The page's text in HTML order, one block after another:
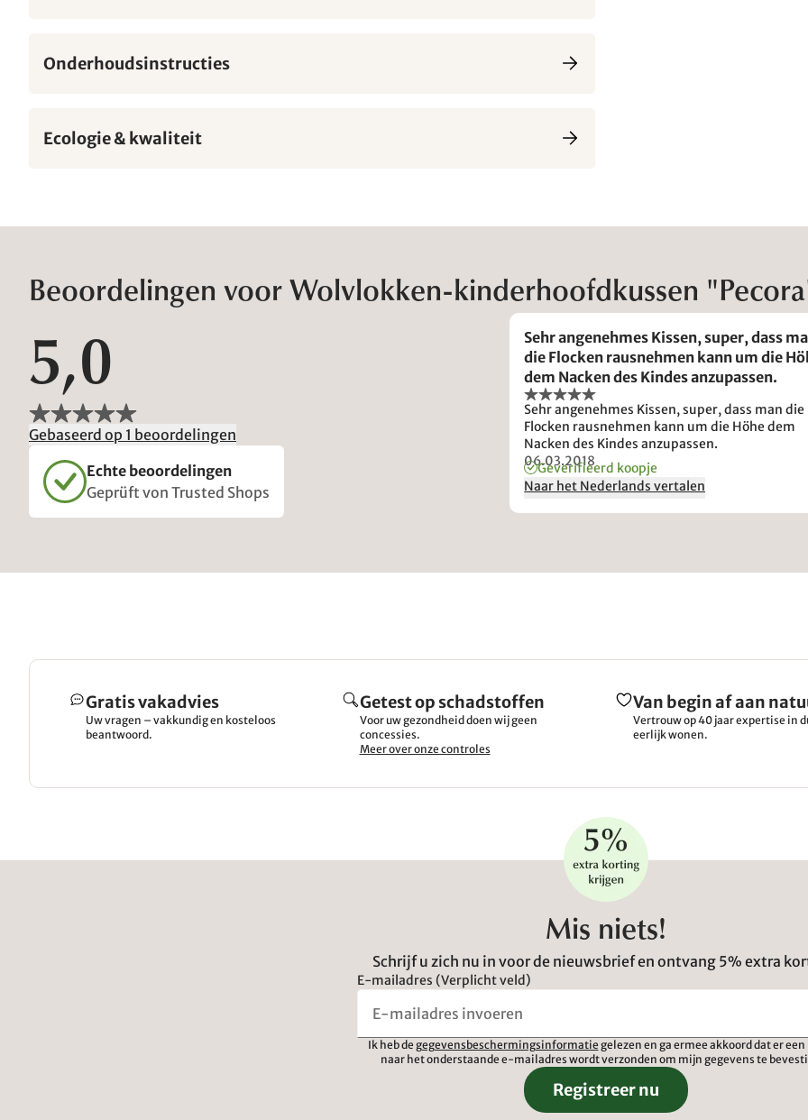
Onderhoudsinstructies
Ecologie & kwaliteit
Beoordelingen voor Wolvlokken-kinderhoofdkussen
5,0
Gebaseerd op 1 beoordelingen
Echte beoordelingen
Geprüft von Trusted Shops
Sehr angenehmes Kissen, super, dass
die Flocken rausnehmen kann um die
dem Nacken des Kindes anzupassen.
Sehr angenehmes Kissen, super, dass man die
Flocken rausnehmen kann um die Höhe dem
Nacken des Kindes anzupassen.
06.03.2018
Geverifieerd koopje
Naar het Nederlands vertalen
Gratis vakadvies
Uw vragen – vakkundig en kosteloos
beantwoord.
Getest op schadstoffen
Voor uw gezondheid doen wij geen
concessies.
Meer over onze controles
Van begin af aan
Vertrouw op 40 jaar expertise in
eerlijk wonen.
Mis niets!
Schrijf u zich nu in voor de nieuwsbrief en ontvang 5% extra
E-mailadres (Verplicht veld)
Ik heb de gegevensbeschermingsinformatie gelezen en ga ermee akkoord dat er
naar het onderstaande e-mailadres wordt verzonden om mijn gegevens te
Registreer nu